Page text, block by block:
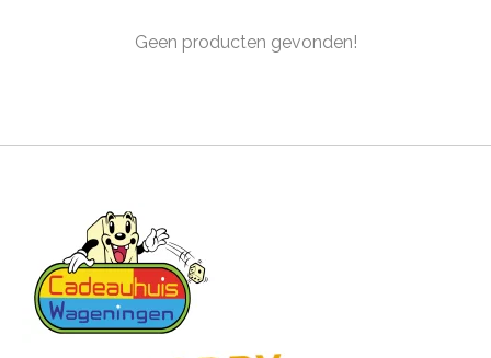
Geen producten gevonden!